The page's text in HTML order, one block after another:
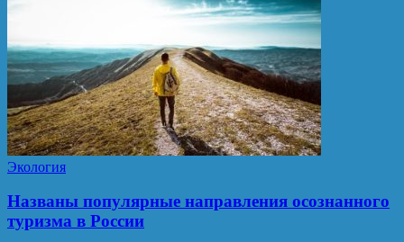
Экология
Названы популярные направления осознанного
туризма в России